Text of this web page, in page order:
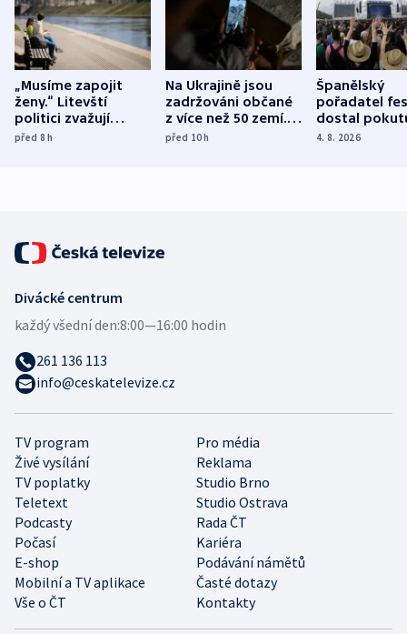
„Musíme zapojit
ženy.“ Litevští
politici zvažují
dohodu o
před 8h
Na Ukrajině jsou
zadržováni občané
z více než 50 zemí.
Bojovali na straně
před 10h
Španělský
pořadatel
dostal
nekalé
4. 8. 2026
TV program
Pro média
Živé vysílání
Reklama
TV poplatky
Studio Brno
Teletext
Studio Ostrava
Podcasty
Rada ČT
Počasí
Kariéra
E-shop
Podávání námětů
Mobilní a TV aplikace
Časté dotazy
Vše o ČT
Kontakty
Divácké centrum
každý všední den:8:00—16:00 hodin
261 136 113
info@ceskatelevize.cz